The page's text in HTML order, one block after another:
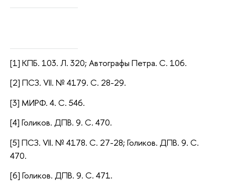
[1] КПБ. 103. Л. 320; Автографы Петра. С. 106.
[2] ПСЗ. VII. № 4179. С. 28-29.
[3] МИРФ. 4. С. 546.
[4] Голиков. ДПВ. 9. С. 470.
[5] ПСЗ. VII. № 4178. С. 27-28; Голиков. ДПВ. 9. С.
470.
[6] Голиков. ДПВ. 9. С. 471.